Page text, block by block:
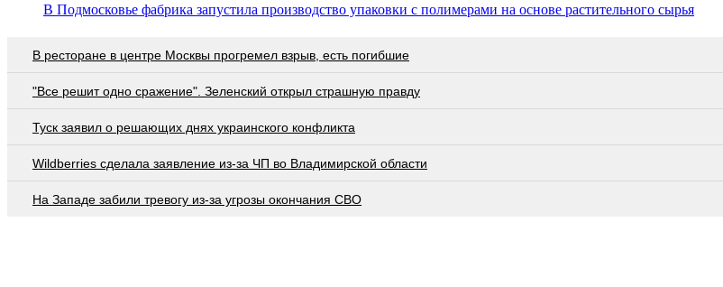
В Подмосковье фабрика запустила производство упаковки с полимерами на основе растительного сырья
В ресторане в центре Москвы прогремел взрыв, есть погибшие
"Все решит одно сражение". Зеленский открыл страшную правду
Туск заявил о решающих днях украинского конфликта
Wildberries cделала заявление из-за ЧП во Владимирской области
На Западе забили тревогу из-за угрозы окончания СВО